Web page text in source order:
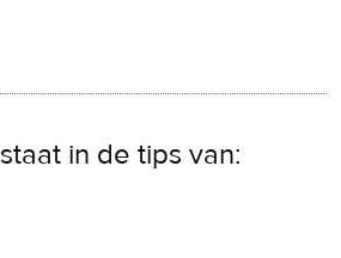
staat in de tips van: